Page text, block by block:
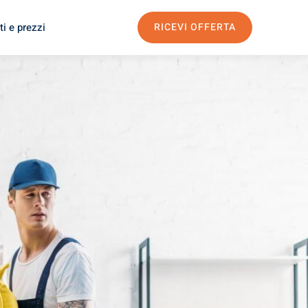
e prezzi RICEVI OFFERTA